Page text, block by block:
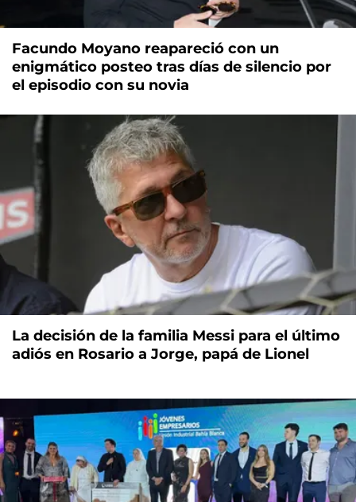
Facundo Moyano reapareció con un
enigmático posteo tras días de silencio por
el episodio con su novia
La decisión de la familia Messi para el último
adiós en Rosario a Jorge, papá de Lionel